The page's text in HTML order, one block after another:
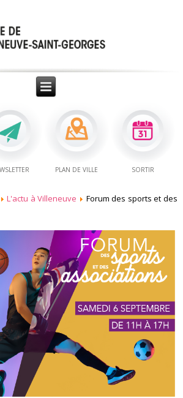
PLAN DE VILLE SORTIR
L'actu à Villeneuve
Forum des sports et des